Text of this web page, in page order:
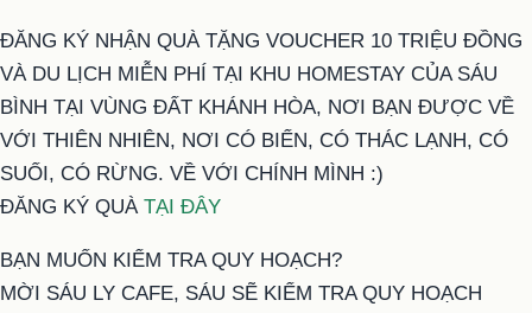
ĐĂNG KÝ NHẬN QUÀ TẶNG VOUCHER 10 TRIỆU ĐỒNG
VÀ DU LỊCH MIỄN PHÍ TẠI KHU HOMESTAY CỦA SÁU
BÌNH TẠI VÙNG ĐẤT KHÁNH HÒA, NƠI BẠN ĐƯỢC VỀ
VỚI THIÊN NHIÊN, NƠI CÓ BIỂN, CÓ THÁC LẠNH, CÓ
SUỐI, CÓ RỪNG. VỀ VỚI CHÍNH MÌNH :)
ĐĂNG KÝ QUÀ TẠI ĐÂY
BẠN MUỐN KIỂM TRA QUY HOẠCH?
MỜI SÁU LY CAFE, SÁU SẼ KIỂM TRA QUY HOẠCH